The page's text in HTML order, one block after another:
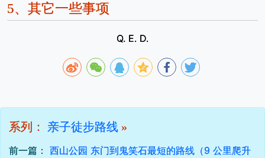
5、 其它一些事项
Q. E. D.
系列： 亲子徒步路线 »
前一篇： 西山公园 东门到鬼笑石最短的路线（9 公里爬升